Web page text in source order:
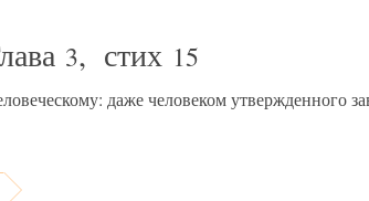
3, стих 15
даже человеком утвержденного